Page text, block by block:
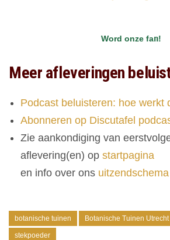
Word onze fan!
Meer afleveringen
Podcast beluisteren: hoe werkt
Abonneren op Discutafel
Zie aankondiging van
aflevering(en) op startpagina
en info over ons uitzendschema
botanische tuinen Botanische Tuinen Utrecht
stekpoeder